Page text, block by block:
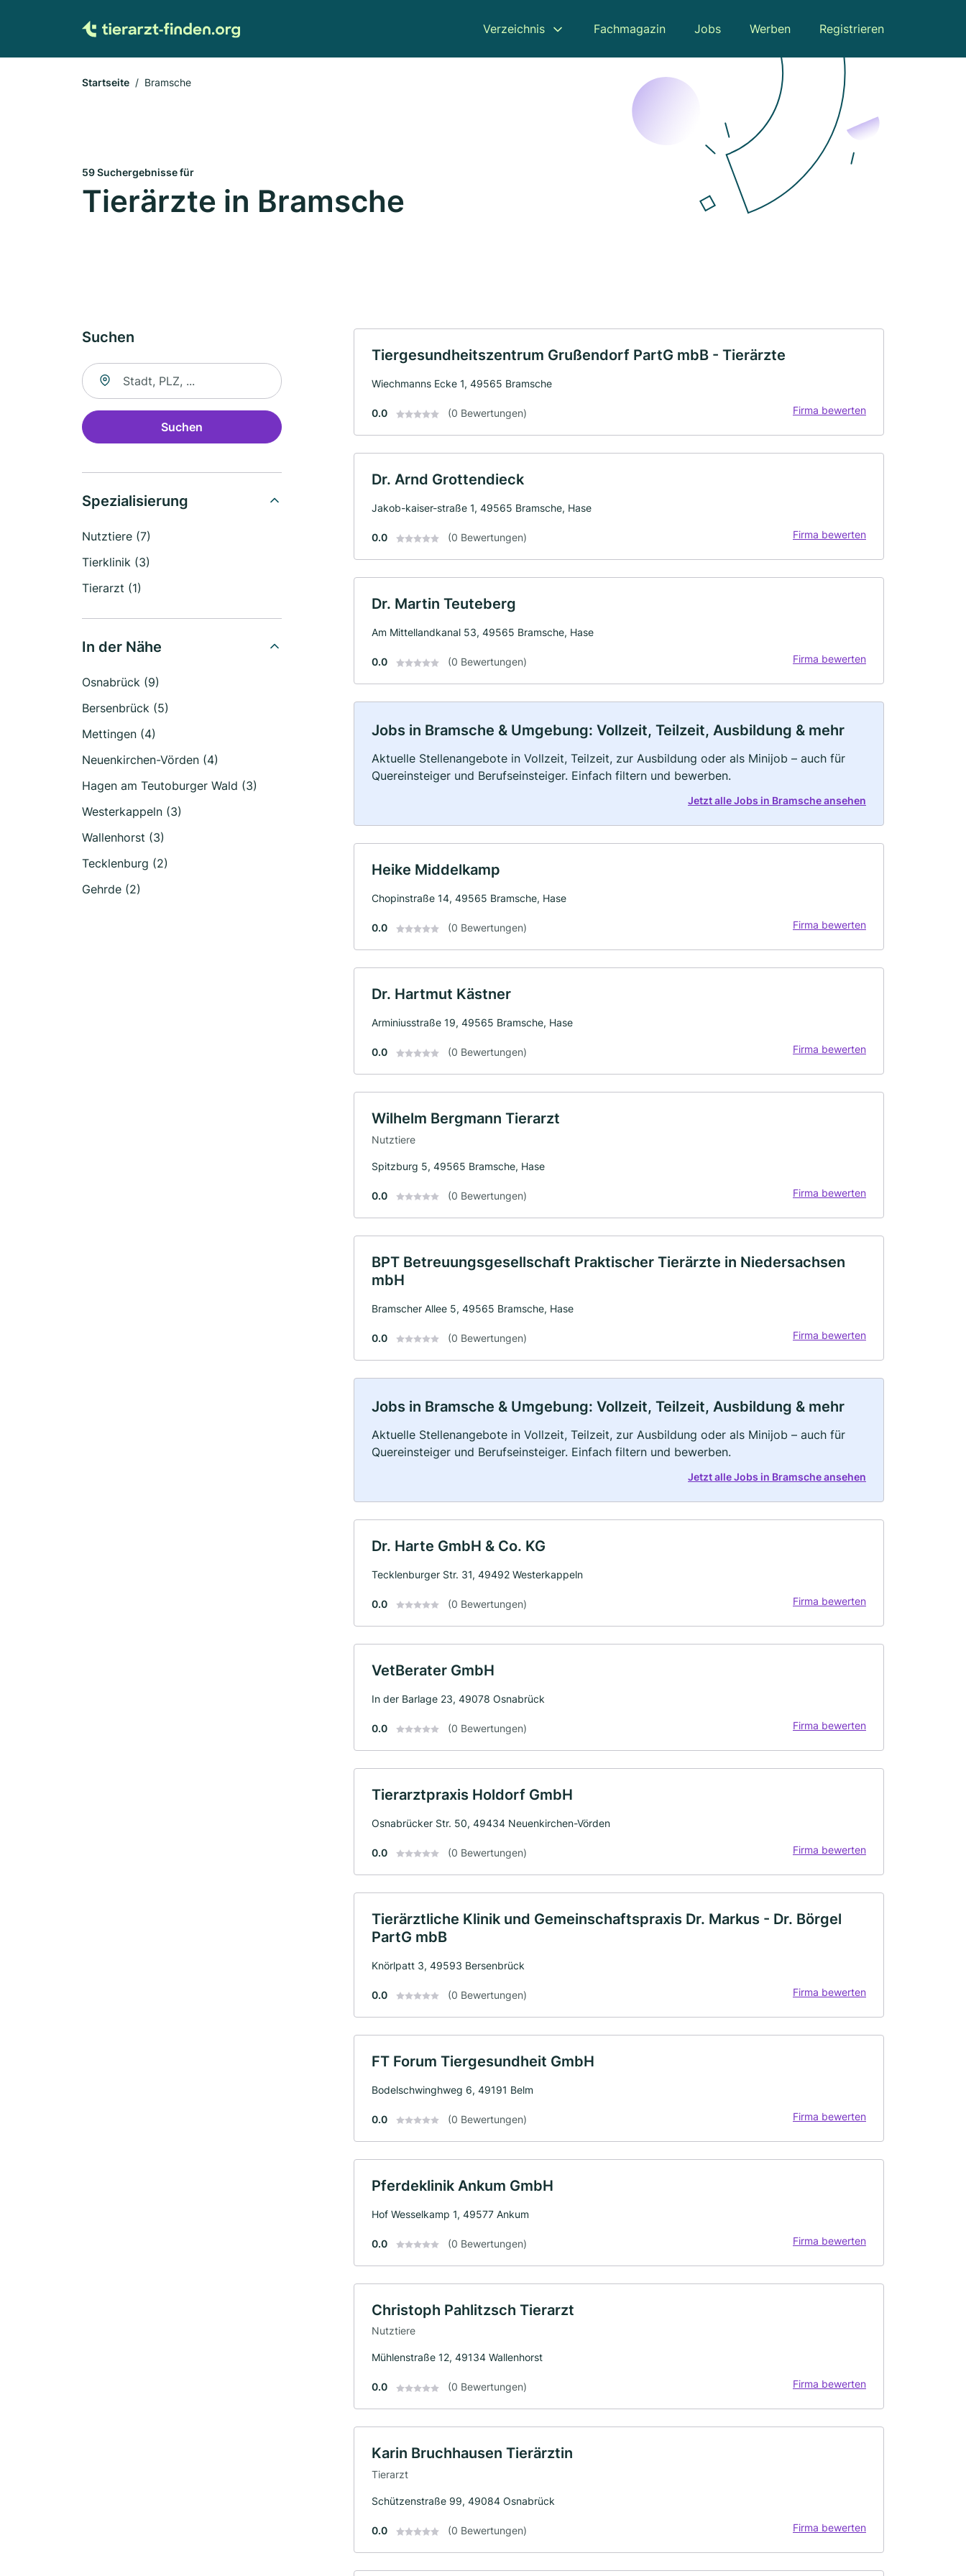
Verzeichnis Fachmagazin Jobs Werben Registrieren
Startseite Bramsche
59 Suchergebnisse für
Tierärzte in Bramsche
Suchen
Suche nach Ort
Suchen
Spezialisierung
Nutztiere (7)
Tierklinik (3)
Tierarzt (1)
In der Nähe
Osnabrück (9)
Bersenbrück (5)
Mettingen (4)
Neuenkirchen-Vörden (4)
Hagen am Teutoburger Wald (3)
Westerkappeln (3)
Wallenhorst (3)
Tecklenburg (2)
Gehrde (2)
Tiergesundheitszentrum Grußendorf PartG mbB - Tierärzte
Wiechmanns Ecke 1, 49565 Bramsche
0.0 (0 Bewertungen) Firma bewerten
Dr. Arnd Grottendieck
Jakob-kaiser-straße 1, 49565 Bramsche, Hase
0.0 (0 Bewertungen) Firma bewerten
Dr. Martin Teuteberg
Am Mittellandkanal 53, 49565 Bramsche, Hase
0.0 (0 Bewertungen) Firma bewerten
Jobs in Bramsche & Umgebung: Vollzeit, Teilzeit, Ausbildung & mehr
Aktuelle Stellenangebote in Vollzeit, Teilzeit, zur Ausbildung oder als Minijob – auch für
Quereinsteiger und Berufseinsteiger. Einfach filtern und bewerben.
Jetzt alle Jobs in Bramsche ansehen
Heike Middelkamp
Chopinstraße 14, 49565 Bramsche, Hase
0.0 (0 Bewertungen) Firma bewerten
Dr. Hartmut Kästner
Arminiusstraße 19, 49565 Bramsche, Hase
0.0 (0 Bewertungen) Firma bewerten
Wilhelm Bergmann Tierarzt
Nutztiere
Spitzburg 5, 49565 Bramsche, Hase
0.0 (0 Bewertungen) Firma bewerten
BPT Betreuungsgesellschaft Praktischer Tierärzte in Niedersachsen
mbH
Bramscher Allee 5, 49565 Bramsche, Hase
0.0 (0 Bewertungen) Firma bewerten
Jobs in Bramsche & Umgebung: Vollzeit, Teilzeit, Ausbildung & mehr
Aktuelle Stellenangebote in Vollzeit, Teilzeit, zur Ausbildung oder als Minijob – auch für
Quereinsteiger und Berufseinsteiger. Einfach filtern und bewerben.
Jetzt alle Jobs in Bramsche ansehen
Dr. Harte GmbH & Co. KG
Tecklenburger Str. 31, 49492 Westerkappeln
0.0 (0 Bewertungen) Firma bewerten
VetBerater GmbH
In der Barlage 23, 49078 Osnabrück
0.0 (0 Bewertungen) Firma bewerten
Tierarztpraxis Holdorf GmbH
Osnabrücker Str. 50, 49434 Neuenkirchen-Vörden
0.0 (0 Bewertungen) Firma bewerten
Tierärztliche Klinik und Gemeinschaftspraxis Dr. Markus - Dr. Börgel
PartG mbB
Knörlpatt 3, 49593 Bersenbrück
0.0 (0 Bewertungen) Firma bewerten
FT Forum Tiergesundheit GmbH
Bodelschwinghweg 6, 49191 Belm
0.0 (0 Bewertungen) Firma bewerten
Pferdeklinik Ankum GmbH
Hof Wesselkamp 1, 49577 Ankum
0.0 (0 Bewertungen) Firma bewerten
Christoph Pahlitzsch Tierarzt
Nutztiere
Mühlenstraße 12, 49134 Wallenhorst
0.0 (0 Bewertungen) Firma bewerten
Karin Bruchhausen Tierärztin
Tierarzt
Schützenstraße 99, 49084 Osnabrück
0.0 (0 Bewertungen) Firma bewerten